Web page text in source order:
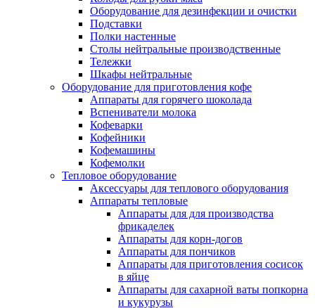
Оборудование для дезинфекции и очистки
Подставки
Полки настенные
Столы нейтральные производственные
Тележки
Шкафы нейтральные
Оборудование для приготовления кофе
Аппараты для горячего шоколада
Вспениватели молока
Кофеварки
Кофейники
Кофемашины
Кофемолки
Тепловое оборудование
Аксессуары для теплового оборудования
Аппараты тепловые
Аппараты для для производства
фрикаделек
Аппараты для корн-догов
Аппараты для пончиков
Аппараты для приготовления сосисок
в яйце
Аппараты для сахарной ваты попкорна
и кукурузы